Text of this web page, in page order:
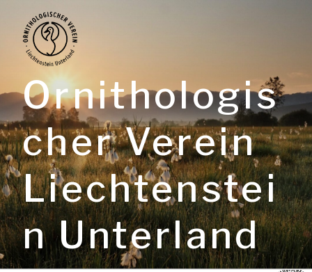
Inhalt
springen
Ornithologis
cher Verein
Liechtenstei
n Unterland